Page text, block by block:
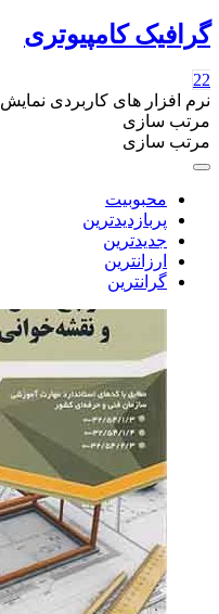
گرافیک کامپیوتری
22
نرم افزار های کاربردی نمایش
مرتب سازی
مرتب سازی
محبوبیت
پربازدیدترین
جدیدترین
ارزانترین
گرانترین